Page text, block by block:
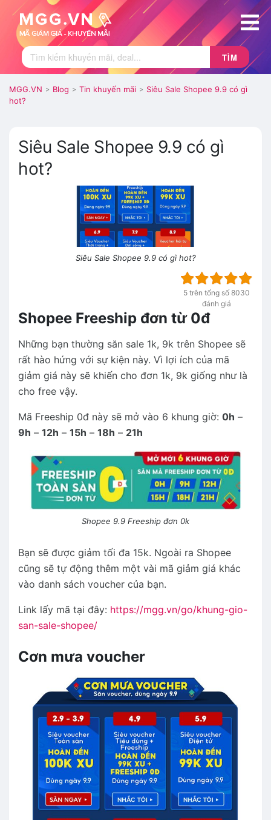
TÌM
MGG.VN > Blog > Tin khuyến mãi > Siêu Sale Shopee 9.9 có gì
hot?
Siêu Sale Shopee 9.9 có gì
hot?
Siêu Sale Shopee 9.9 có gì hot?
5 trên tổng số 8030
đánh giá
Shopee Freeship đơn từ 0đ
Những bạn thường săn sale 1k, 9k trên Shopee sẽ
rất hào hứng với sự kiện này. Vì lợi ích của mã
giảm giá này sẽ khiến cho đơn 1k, 9k giống như là
cho free vậy.
Mã Freeship 0đ này sẽ mở vào 6 khung giờ: 0h –
9h – 12h – 15h – 18h – 21h
Shopee 9.9 Freeship đơn 0k
Bạn sẽ được giảm tối đa 15k. Ngoài ra Shopee
cũng sẽ tự động thêm một vài mã giảm giá khác
vào danh sách voucher của bạn.
Link lấy mã tại đây: https://mgg.vn/go/khung-gio-
san-sale-shopee/
Cơn mưa voucher